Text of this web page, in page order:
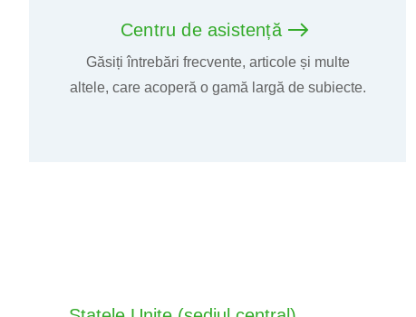
Centru de asistență
Găsiți întrebări frecvente, articole și multe
altele, care acoperă o gamă largă de subiecte.